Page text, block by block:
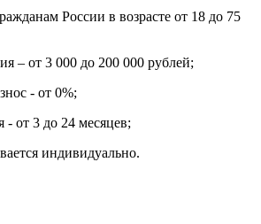
России в возрасте от 18 до 75
– от 3 000 до 200 000 рублей;
- от 0%;
- от 3 до 24 месяцев;
индивидуально.